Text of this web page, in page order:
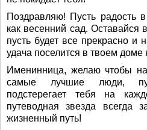
Поздравляю! Пусть радость
как весенний сад. Оставайся
пусть будет все прекрасно и
удача поселится в твоем доме
Именинница, желаю чтобы
самые лучшие люди,
подстерегает тебя на
путеводная звезда всегда
жизненный путь!